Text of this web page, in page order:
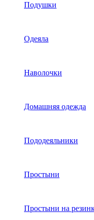
Подушки
Одеяла
Наволочки
Домашняя одежда
Пододеяльники
Простыни
Простыни на